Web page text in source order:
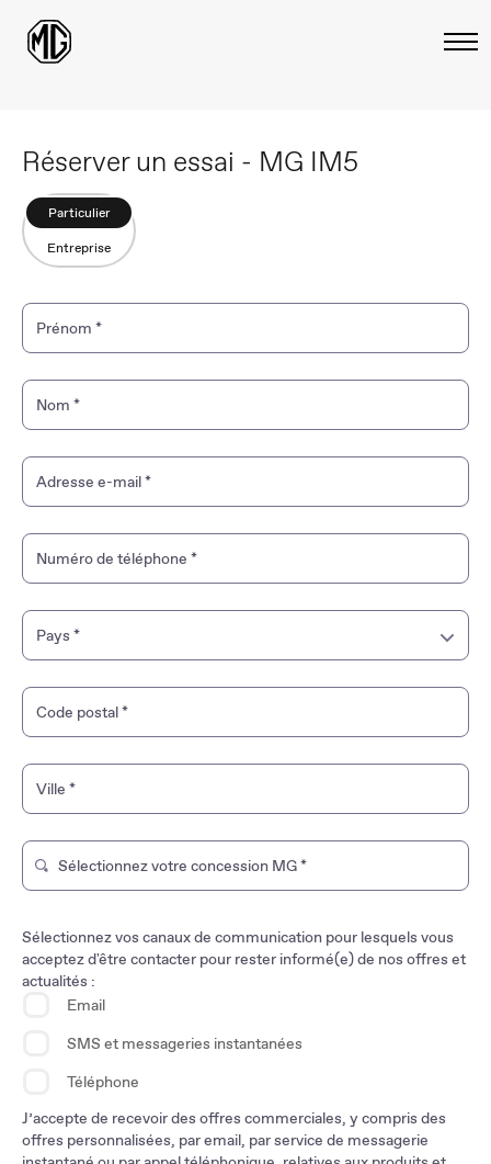
Réserver un essai - MG IM5
Particulier
Entreprise
Prénom *
Nom *
Adresse e-mail*
Numéro de téléphone *
Pays *
France
Guadeloupe
La Réunion
Code postal*
Ville *
Tapez pour rechercher un magasin de marque. Utilisez
Sélectionnez votre concession MG*
Sélectionnez vos canaux de communication pour lesquels vous
acceptez d'être contacter pour rester informé(e) de nos offres et
actualités :
Email
SMS et messageries instantanées
Téléphone
J’accepte de recevoir des offres commerciales, y compris des
offres personnalisées, par email, par service de messagerie